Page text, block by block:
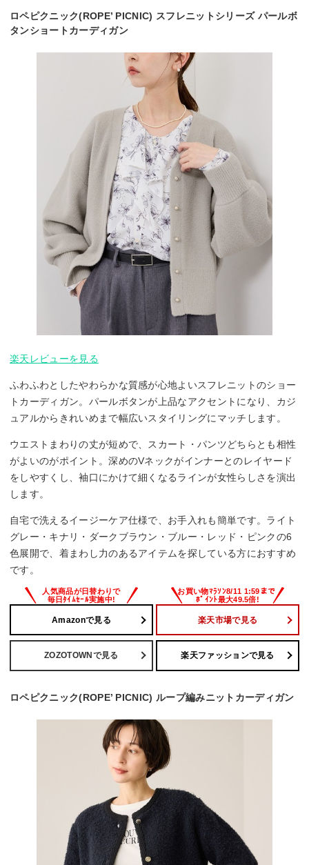
ロペピクニック(ROPE’ PICNIC) スフレニットシリーズ パールボ
タンショートカーディガン
楽天レビューを見る
ふわふわとしたやわらかな質感が心地よいスフレニットのショー
トカーディガン。パールボタンが上品なアクセントになり、カジ
ュアルからきれいめまで幅広いスタイリングにマッチします。
ウエストまわりの丈が短めで、スカート・パンツどちらとも相性
がよいのがポイント。深めのVネックがインナーとのレイヤード
をしやすくし、袖口にかけて細くなるラインが女性らしさを演出
します。
自宅で洗えるイージーケア仕様で、お手入れも簡単です。ライト
グレー・キナリ・ダークブラウン・ブルー・レッド・ピンクの6
色展開で、着まわし力のあるアイテムを探している方におすすめ
です。
Amazonで見る 楽天市場で見る
ZOZOTOWNで見る 楽天ファッションで見る
ロペピクニック(ROPE’ PICNIC) ループ編みニットカーディガン